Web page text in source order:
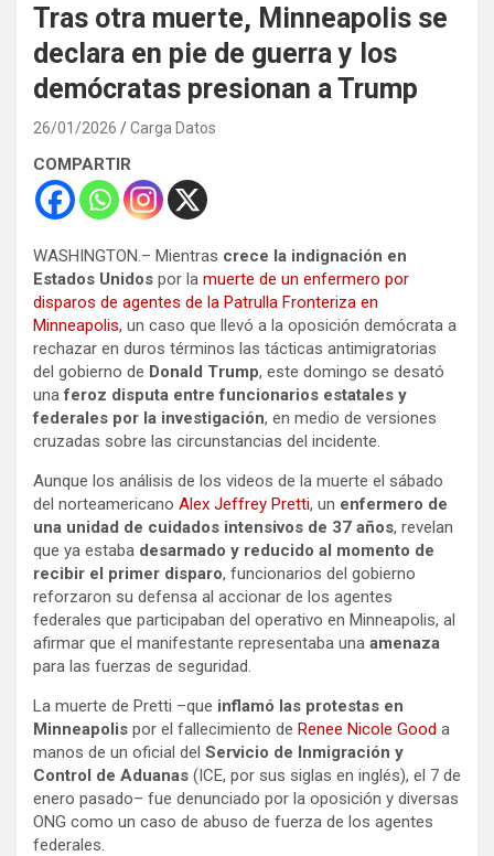
Tras otra muerte, Minneapolis se
declara en pie de guerra y los
demócratas presionan a Trump
26/01/2026 Carga Datos
COMPARTIR
WASHINGTON.– Mientras crece la indignación en
Estados Unidos por la muerte de un enfermero por
disparos de agentes de la Patrulla Fronteriza en
Minneapolis, un caso que llevó a la oposición demócrata a
rechazar en duros términos las tácticas antimigratorias
del gobierno de Donald Trump, este domingo se desató
unaferoz disputa entre funcionarios estatales y
federales por la investigación, en medio de versiones
cruzadas sobre las circunstancias del incidente.
Aunque los análisis de los videos de la muerte el sábado
del norteamericano Alex Jeffrey Pretti, un enfermero de
una unidad de cuidados intensivos de 37 años, revelan
que ya estaba desarmado y reducido al momento de
recibir el primer disparo, funcionarios del gobierno
reforzaron su defensa al accionar de los agentes
federales que participaban del operativo en Minneapolis, al
afirmar que el manifestante representaba una amenaza
para las fuerzas de seguridad.
La muerte de Pretti –que inflamó las protestas en
Minneapolis por el fallecimiento de Renee Nicole Good a
manos de un oficial del Servicio de Inmigración y
Control de Aduanas (ICE, por sus siglas en inglés), el 7 de
enero pasado– fue denunciado por la oposición y diversas
ONG como un caso de abuso de fuerza de los agentes
federales.